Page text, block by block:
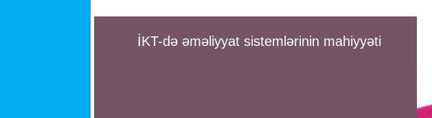
İKT-də əməliyyat sistemlərinin mahiyyəti